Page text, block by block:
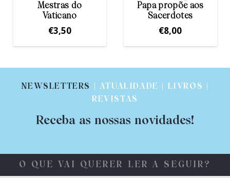
Papa propõe aos
Sacerdotes
€8,00
na Fé
€10,50
NEWSLETTERS
| ATUALIDADE | LIVROS |
REVISTAS
Receba as nossas novidades!
O QUE VAI QUERER LER A SEGUIR?